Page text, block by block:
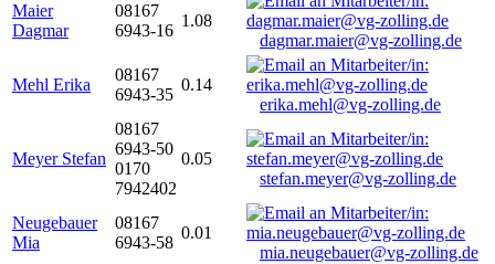
Maier
Dagmar
08167
6943-16
1.08
dagmar.maier@vg-zolling.de
Mehl Erika
08167
6943-35
0.14
erika.mehl@vg-zolling.de
Meyer Stefan
08167
6943-50
0170
7942402
0.05
stefan.meyer@vg-zolling.de
Neugebauer
Mia
08167
6943-58
0.01
mia.neugebauer@vg-zolling.de